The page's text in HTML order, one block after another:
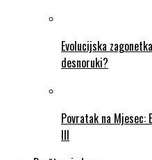
Evolucijska
desnoruki?
Povratak na
III